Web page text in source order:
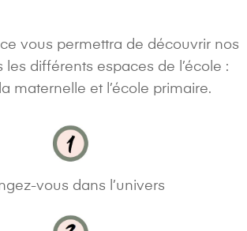
vous permettra de découvrir nos
les différents espaces de l’école :
maternelle et l’école primaire.
vous dans l’univers